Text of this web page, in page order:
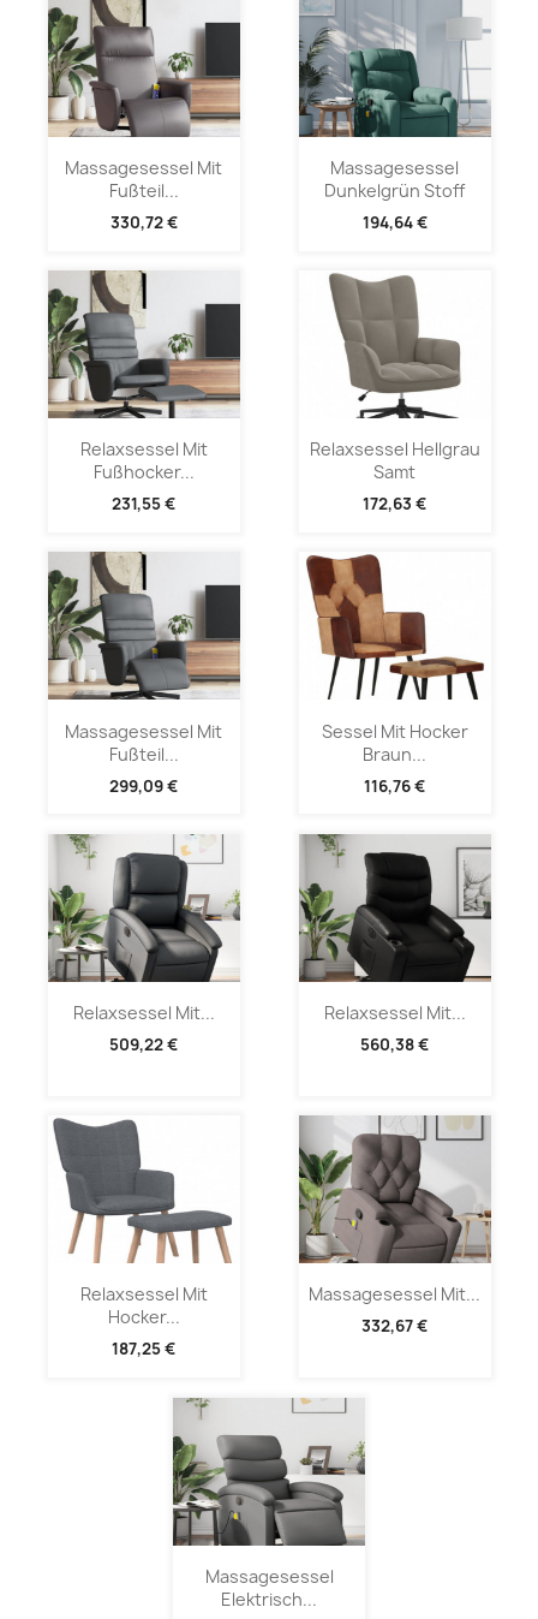
Massagesessel Mit
Fußteil...
330,72 €
Massagesessel
Dunkelgrün Stoff
194,64 €
Relaxsessel Mit
Fußhocker...
231,55 €
Relaxsessel Hellgrau
Samt
172,63 €
Massagesessel Mit
Fußteil...
299,09 €
Sessel Mit Hocker
Braun...
116,76 €
Relaxsessel Mit...
509,22 €
Relaxsessel Mit...
560,38 €
Relaxsessel Mit
Hocker...
187,25 €
Massagesessel Mit...
332,67 €
Massagesessel
Elektrisch...